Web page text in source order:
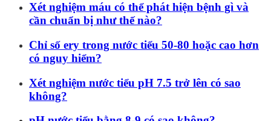
Xét nghiệm máu có thể phát hiện bệnh gì và
cần chuẩn bị như thế nào?
Chỉ số ery trong nước tiểu 50-80 hoặc cao hơn
có nguy hiểm?
Xét nghiệm nước tiểu pH 7.5 trở lên có sao
không?